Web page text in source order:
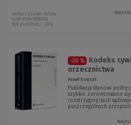
Wolters Kluwer Polska
KAM-0296 W05D02
Rok publikacji: 2016
-30 %
Kodeks
orzecznictwa
Paweł Księżak
Publikacja stanowi
szybkie zorientowanie
rozstrzygnięciach
poszczególnych